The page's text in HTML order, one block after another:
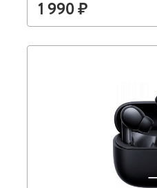
1 990 ₽